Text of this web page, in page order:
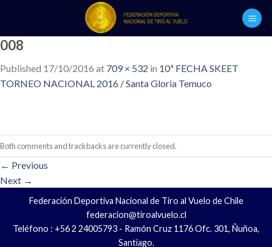
content
008
Published 17/10/2016 at 709 × 532 in 10ª FECHA SKEET
TORNEO NACIONAL 2016 / Santa Gloria Temuco
Both comments and trackbacks are currently closed.
← Previous
Next →
Federación Deportiva Nacional de Tiro al Vuelo de Chile
federacion@tiroalvuelo.cl
Teléfono : +56 2 24005793 - Ramón Cruz 1176 Ofc. 301, Ñuñoa,
Santiago.